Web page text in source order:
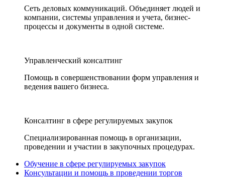
Сеть деловых коммуникаций. Объединяет людей и
компании, системы управления и учета, бизнес-
процессы и документы в одной системе.
Управленческий консалтинг
Помощь в совершенствовании форм управления и
ведения вашего бизнеса.
Консалтинг в сфере регулируемых закупок
Специализированная помощь в организации,
проведении и участии в закупочных процедурах.
Обучение в сфере регулируемых закупок
Консультации и помощь в проведении торгов